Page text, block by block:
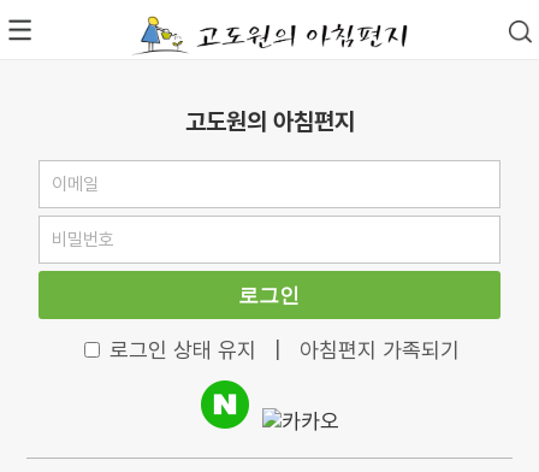
고도원의 아침편지
로그인
로그인 상태 유지 아침편지 가족되기